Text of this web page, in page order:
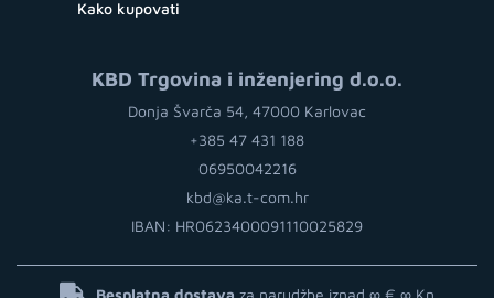
Kako kupovati
KBD Trgovina i inženjering d.o.o.
Donja Švarča 54, 47000 Karlovac
+385 47 431 188
06950042216
kbd@ka.t-com.hr
IBAN: HR0623400091110025829
Besplatna dostava za narudžbe iznad ∞ € ∞ Kn